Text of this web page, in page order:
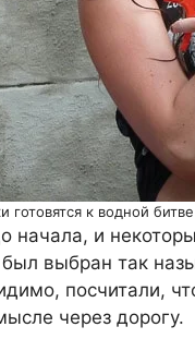
готовятся к водной битве
начала, и
выбран так
посчитали,
через дорогу.